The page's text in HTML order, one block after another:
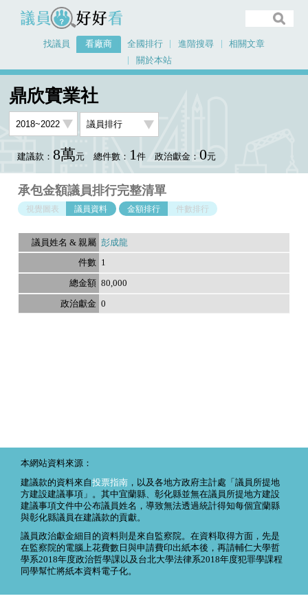
議員好好看
找議員 看廠商 全國排行 進階搜尋
相關文章
關於本站
鼎欣實業社
建議款： 8萬元 總件數： 1件 政治獻金： 0元
承包金額議員排行完整清單
視覺圖表 議員資料 金額排行 件數排行
彭成龍
1
80,000
0
本網站資料來源：
建議款的資料來自投票指南 ，以及各地方政府主計處「議員所提地
方建設建議事項」。其中宜蘭縣、彰化縣並無在議員所提地方建設
建議事項文件中公布議員姓名，導致無法透過統計得知每個宜蘭縣
與彰化縣議員在建議款的貢獻。
議員政治獻金細目的資料則是來自監察院。在資料取得方面，先是
在監察院的電腦上花費數日與申請費印出紙本後，再請輔仁大學哲
學系2018年度政治哲學課以及台北大學法律系2018年度犯罪學課程
同學幫忙將紙本資料電子化。